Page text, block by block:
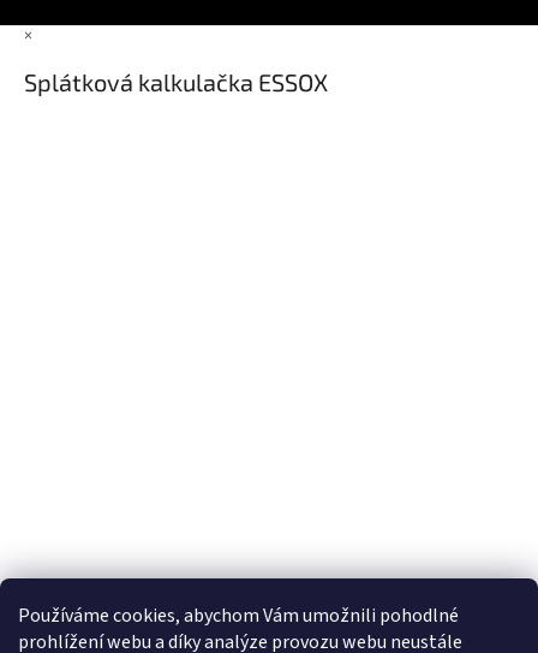
Používáme cookies, abychom Vám umožnili pohodlné
prohlížení webu a díky analýze provozu webu neustále
×
Splátková kalkulačka ESSOX